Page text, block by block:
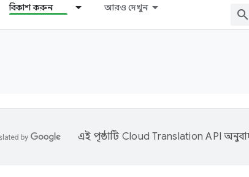
বিকাশ করুন আরও দেখুন
এই পৃষ্ঠাটি Cloud Translation API